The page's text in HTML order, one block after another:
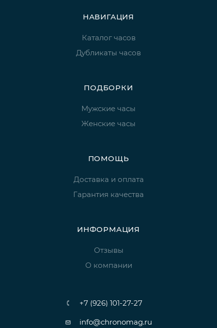
НАВИГАЦИЯ
Каталог часов
Дубликаты часов
ПОДБОРКИ
Мужские часы
Женские часы
ПОМОЩЬ
Доставка и оплата
Гарантия качества
ИНФОРМАЦИЯ
Отзывы
О компании
+7 (926) 101-27-27
info@chronomag.ru